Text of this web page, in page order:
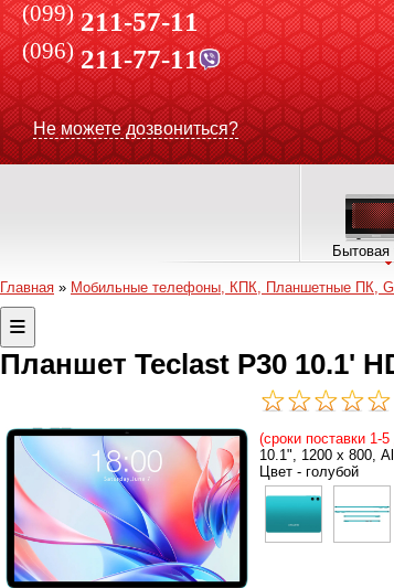
(099) 211-57-11
(096)211-77-11
Не можете дозвониться?
Бытовая
Главная » Мобильные телефоны, КПК, Планшетные ПК,
Планшет Teclast P30 10.1'
(сроки поставки 1-
10.1", 1200 х 800,
Цвет - голубой